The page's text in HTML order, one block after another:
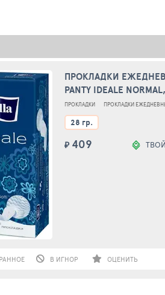
ПРОКЛАДКИ
PANTY IDEALE
ПРОКЛАДКИ ПРОКЛАДКИ
28 гр.
₽ 409
В ИГНОР ОЦЕНИТЬ